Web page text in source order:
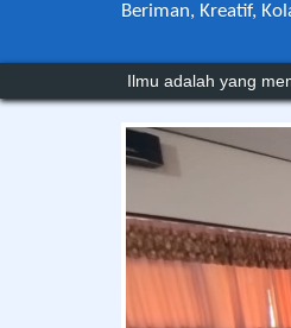
Beriman, Kreatif,
Ilmu adalah yang